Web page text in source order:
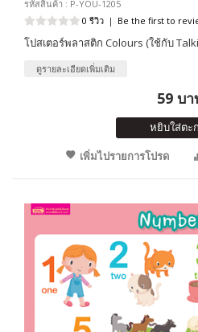
รหัสสินค้า : P-YOU-1205
0 รีวิว | Be the first to
โปสเตอร์พลาสติก Colours (ใช้กับ
ดูรายละเอียดเพิ่มเติม
59 บ
หยิบใส่ตะ
เพิ่มไปรายการโปรด